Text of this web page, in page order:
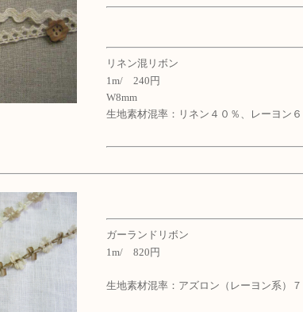
リネン混リボン
1m/ 240円
W8mm
生地素材混率：リネン４０％、レーヨン６
ガーランドリボン
1m/ 820円
生地素材混率：アズロン（レーヨン系）